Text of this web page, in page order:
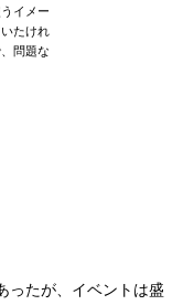
イメー
たけれ
問題な
ったが、イベントは盛